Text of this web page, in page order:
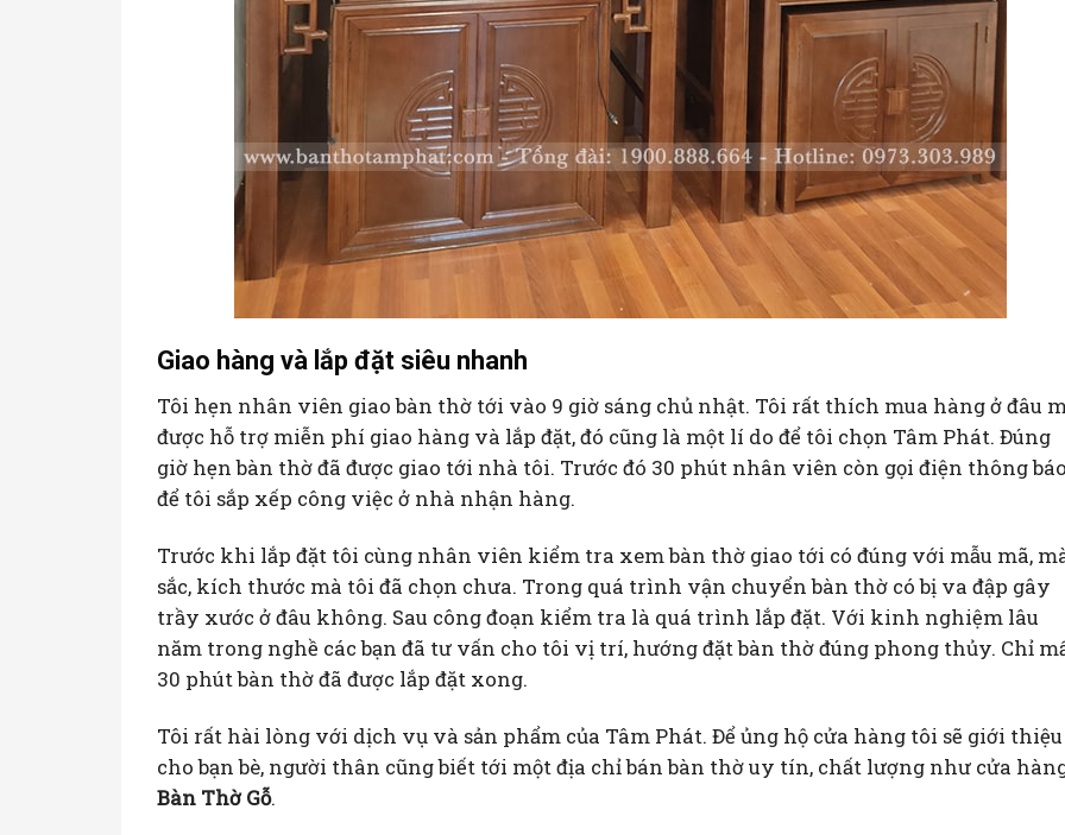
Giao hàng và lắp đặt siêu nhanh
Tôi hẹn nhân viên giao bàn thờ tới vào 9 giờ sáng chủ nhật. Tôi rất thích mua hàng ở đâu
được hỗ trợ miễn phí giao hàng và lắp đặt, đó cũng là một lí do để tôi chọn Tâm Phát. Đúng
giờ hẹn bàn thờ đã được giao tới nhà tôi. Trước đó 30 phút nhân viên còn gọi điện thông báo
để tôi sắp xếp công việc ở nhà nhận hàng.
Trước khi lắp đặt tôi cùng nhân viên kiểm tra xem bàn thờ giao tới có đúng với mẫu mã,
sắc, kích thước mà tôi đã chọn chưa. Trong quá trình vận chuyển bàn thờ có bị va đập gây
trầy xước ở đâu không. Sau công đoạn kiểm tra là quá trình lắp đặt. Với kinh nghiệm lâu
năm trong nghề các bạn đã tư vấn cho tôi vị trí, hướng đặt bàn thờ đúng phong thủy. Chỉ
30 phút bàn thờ đã được lắp đặt xong.
Tôi rất hài lòng với dịch vụ và sản phẩm của Tâm Phát. Để ủng hộ cửa hàng tôi sẽ giới thiệu
cho bạn bè, người thân cũng biết tới một địa chỉ bán bàn thờ uy tín, chất lượng như cửa
Bàn Thờ Gỗ.